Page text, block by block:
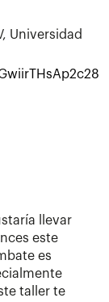
Universidad
llevar
este
es
taller te